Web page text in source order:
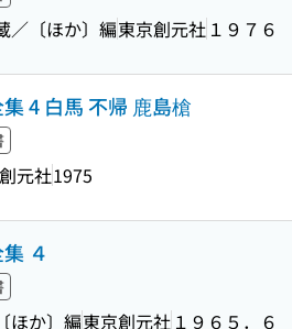
〔ほか〕編東京創元社 １９７６
4 白馬 不帰 鹿島槍
創元社1975
４
ほか〕編東京創元社 １９６５．６